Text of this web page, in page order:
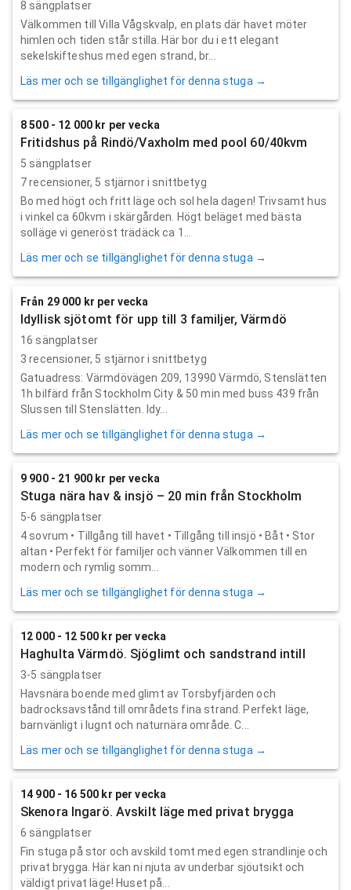
8 sängplatser
Välkommen till Villa Vågskvalp, en plats där havet möter
himlen och tiden står stilla. Här bor du i ett elegant
sekelskifteshus med egen strand, br...
Läs mer och se tillgänglighet för denna stuga →
8 500 - 12 000 kr per vecka
Fritidshus på Rindö/Vaxholm med pool 60/40kvm
5 sängplatser
7recensioner, 5 stjärnor i snittbetyg
Bo med högt och fritt läge och sol hela dagen! Trivsamt hus
i vinkel ca 60kvm i skärgården. Högt beläget med bästa
solläge vi generöst trädäck ca 1...
Läs mer och se tillgänglighet för denna stuga →
Från 29 000 kr per vecka
Idyllisk sjötomt för upp till 3 familjer, Värmdö
16 sängplatser
3 recensioner, 5 stjärnor i snittbetyg
Gatuadress: Värmdövägen 209, 13990 Värmdö, Stenslätten
1h bilfärd från Stockholm City & 50 min med buss 439 från
Slussen till Stenslätten. Idy...
Läs mer och se tillgänglighet för denna stuga →
9 900 - 21 900 kr per vecka
Stuga nära hav & insjö – 20 min från Stockholm
5-6 sängplatser
4 sovrum • Tillgång till havet • Tillgång till insjö • Båt • Stor
altan • Perfekt för familjer och vänner Välkommen till en
modern och rymlig somm...
Läs mer och se tillgänglighet för denna stuga →
12 000 - 12 500 kr per vecka
Haghulta Värmdö. Sjöglimt och sandstrand intill
3-5 sängplatser
Havsnära boende med glimt av Torsbyfjärden och
badrocksavstånd till områdets fina strand. Perfekt läge,
barnvänligt i lugnt och naturnära område. C...
Läs mer och se tillgänglighet för denna stuga →
14 900 - 16 500 kr per vecka
Skenora Ingarö. Avskilt läge med privat brygga
6 sängplatser
Fin stuga på stor och avskild tomt med egen strandlinje och
privat brygga. Här kan ni njuta av underbar sjöutsikt och
väldigt privat läge! Huset på...